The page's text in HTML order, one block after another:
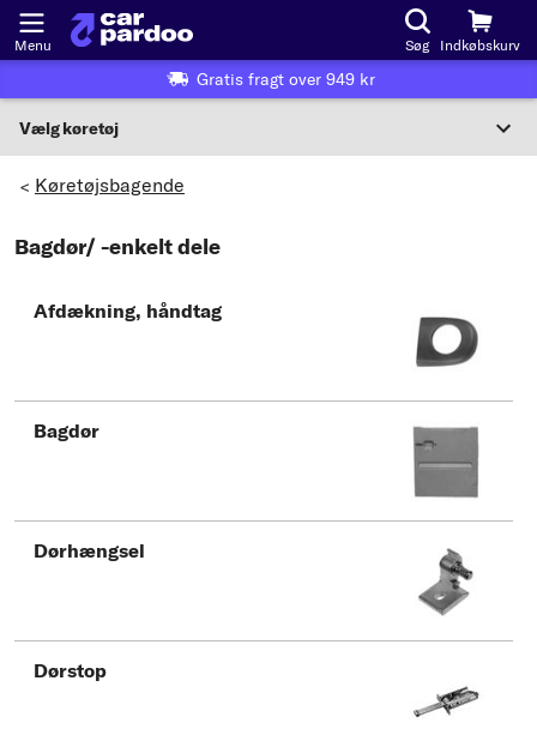
Menu Søg Indkøbskurv
Gratis fragt over 949 kr
Vælg køretøj
> Køretøjsbagende
Bagdør/ -enkelt dele
Afdækning, håndtag
Bagdør
Dørhængsel
Dørstop